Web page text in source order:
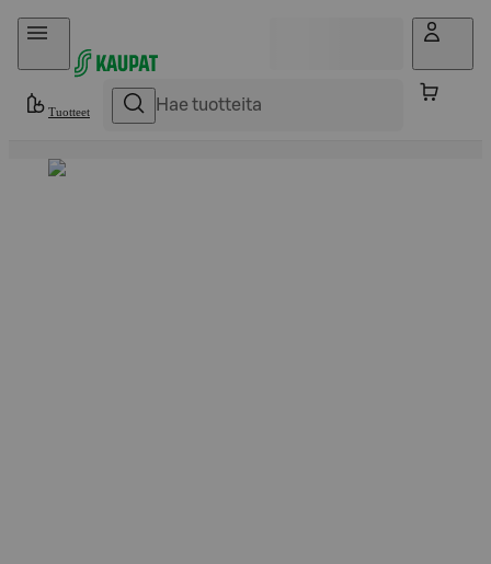
Hyppää sisältöön
Tuotteet